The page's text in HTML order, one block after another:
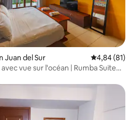
Juan del Sur Évaluation
4,84 (81)
vue sur l'océan | Rumba Suite